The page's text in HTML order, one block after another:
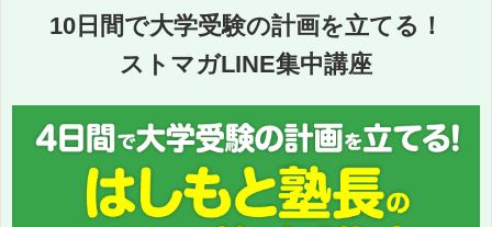
10日間で大学受験の計画を立てる！
ストマガLINE集中講座